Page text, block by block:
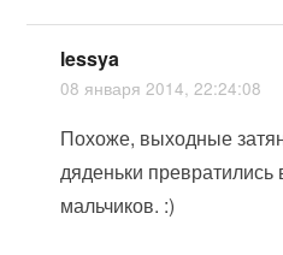
lessya
08 января 2014, 22:24:08
Похоже, выходные
дяденьки превратились
мальчиков. :)